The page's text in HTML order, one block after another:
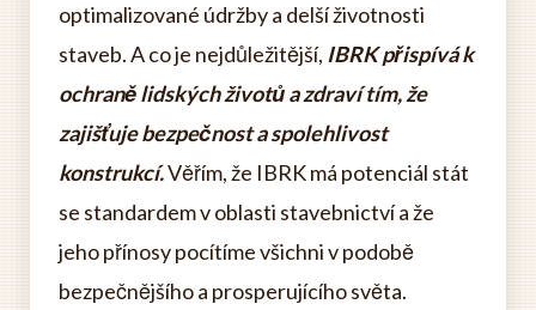
optimalizované údržby a delší životnosti
staveb. A co je nejdůležitější, IBRK přispívá k
ochraně lidských životů a zdraví tím, že
zajišťuje bezpečnost a spolehlivost
konstrukcí.Věřím, že IBRK má potenciál stát
se standardem v oblasti stavebnictví a že
jeho přínosy pocítíme všichni v podobě
bezpečnějšího a prosperujícího světa.